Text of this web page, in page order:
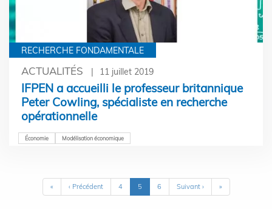
RECHERCHE FONDAMENTALE
ACTUALITÉS 11 juillet 2019
IFPEN a accueilli le professeur britannique
Peter Cowling, spécialiste en recherche
opérationnelle
Économie Modélisation économique
Pagination
Première
page
«
Page
précédente
‹ Précédent Page
4
Page
courante
5 Page
6
Page
suivante
Suivant ›
Dernière
page
»